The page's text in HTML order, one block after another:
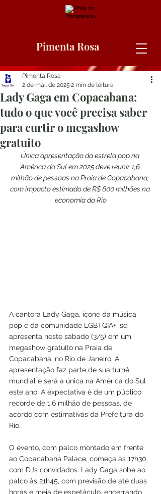
Pimenta Rosa
Lady Gaga em Copacabana:
tudo o que você precisa saber
para curtir o megashow
gratuito
Pimenta Rosa
2 de mai. de 2025 2 min de leitura
Única apresentação da estrela pop na
América do Sul em 2025 deve reunir 1,6
milhão de pessoas na Praia de Copacabana,
com impacto estimado de R$ 600 milhões na
economia do Rio
A cantora Lady Gaga, ícone da música
pop e da comunidade LGBTQIA+, se
apresenta neste sábado (3/5) em um
megashow gratuito na Praia de
Copacabana, no Rio de Janeiro. A
apresentação faz parte de sua turnê
mundial e será a única na América do Sul
este ano. A expectativa é de um público
recorde de 1,6 milhão de pessoas, de
acordo com estimativas da Prefeitura do
Rio.
O evento, com palco montado em frente
ao Copacabana Palace, começa às 17h30
com DJs convidados. Lady Gaga sobe ao
palco às 21h45, com previsão de até duas
horas e meia de espetáculo, encerrando